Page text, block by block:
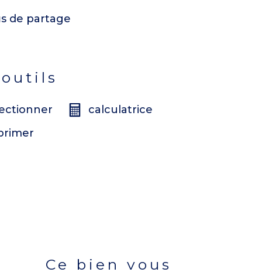
de partage
outils
calculatrice
ce bien vous